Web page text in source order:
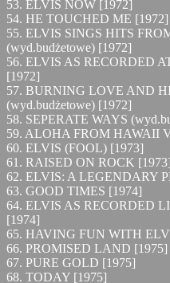
53. ELVIS NOW [1972]
54. HE TOUCHED ME [1972]
55. ELVIS SINGS HITS
(wyd.budżetowe) [1972]
56. ELVIS AS RECORDED
[1972]
57. BURNING LOVE AND
(wyd.budżetowe) [1972]
58. SEPERATE WAYS
59. ALOHA FROM HAWAII
60. ELVIS (FOOL) [1973]
61. RAISED ON ROCK [1973]
62. ELVIS: A LEGENDARY
63. GOOD TIMES [1974]
64. ELVIS AS RECORDED
[1974]
65. HAVING FUN WITH
66. PROMISED LAND [1975]
67. PURE GOLD [1975]
68. TODAY [1975]